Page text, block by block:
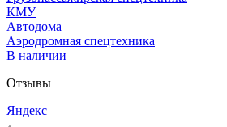
КМУ
Автодома
Аэродромная спецтехника
В наличии
Отзывы
Яндекс